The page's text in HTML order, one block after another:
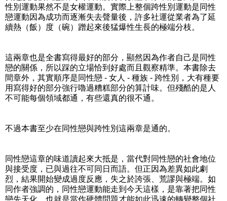
性別運動果然不是女權運動。實際上整個跨性別運動是同性
戀運動因為成功而逐漸失去聲量後，許多社運從業者為了延
續熱（飯）度（碗）蹭起來後猛爆性生長的極端分枝。
這兩章也是全書寫得最好的部分，顯然因為作者自己是同性
戀的關係，所以踩的立場恰到好處而且觀察精準。本書除去
間章外，其實順序是同性戀 - 女人 - 種族 - 跨性別，大有種要
用寫得好的部分強行嚕過糟糕部分的算計味。但殘酷的是人
不可能每個領域都通，有些還真的很不通。
不過本書至少在同性戀與跨性別這兩章是通的。
同性戀這章的味道讀起來大抵是，當代對同性戀的社會地位
與接受度，已與過往不可同日而語。但正因為差異如此劇
烈，結果開始變成過度反應，失之於誇張、荒謬與極端。如
同作者強調的，同性戀運動能走到今天這樣，是靠著把同性
戀先天化，也就是當作硬體問題才能如此迅速的轉變整個社